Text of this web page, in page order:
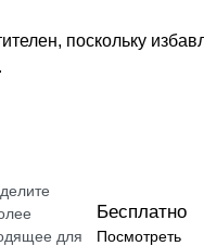
поскольку
для
Бесплатно
Посмотреть